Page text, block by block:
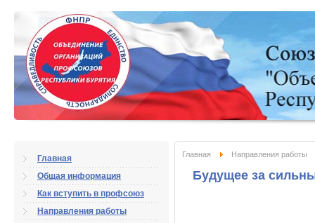
Главная
Общая информация
Как вступить в профсоюз
Направления работы
Главная Направления работы
Будущее за